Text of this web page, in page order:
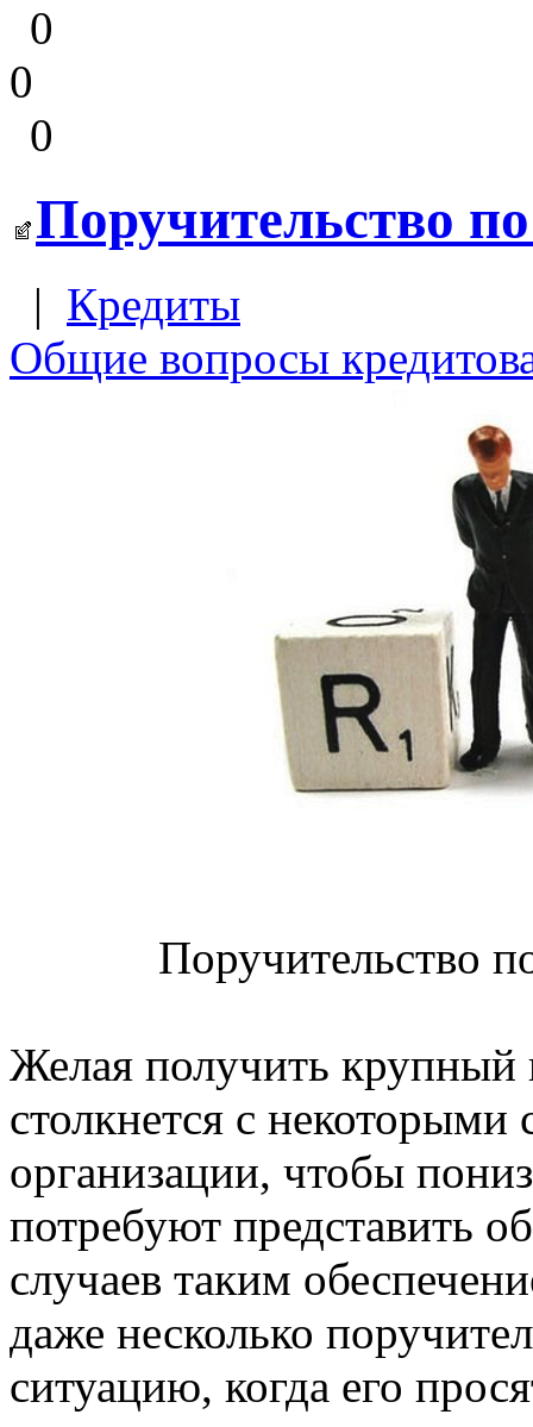
0
0
0
Поручительство
| Кредиты
Общие вопросы
Поручительство
Желая получить крупный
столкнется с
организации, чтобы
потребуют представить
случаев таким
даже несколько
ситуацию, когда его